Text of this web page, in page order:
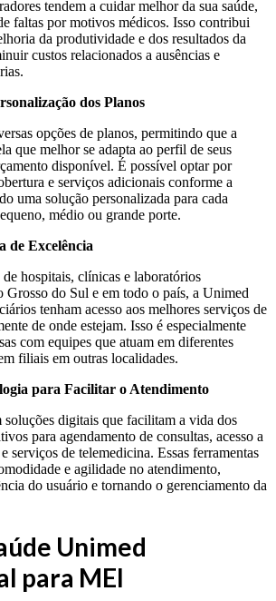
tendem a cuidar melhor da sua saúde,
faltas por motivos médicos. Isso contribui
da produtividade e dos resultados da
custos relacionados a ausências e
dos Planos
opções de planos, permitindo que a
que melhor se adapta ao perfil de seus
disponível. É possível optar por
e serviços adicionais conforme a
uma solução personalizada para cada
médio ou grande porte.
de Excelência
hospitais, clínicas e laboratórios
Grosso do Sul e em todo o país, a Unimed
tenham acesso aos melhores serviços de
de onde estejam. Isso é especialmente
com equipes que atuam em diferentes
filiais em outras localidades.
para Facilitar o Atendimento
digitais que facilitam a vida dos
para agendamento de consultas, acesso a
serviços de telemedicina. Essas ferramentas
e agilidade no atendimento,
do usuário e tornando o gerenciamento da
Unimed
para MEI